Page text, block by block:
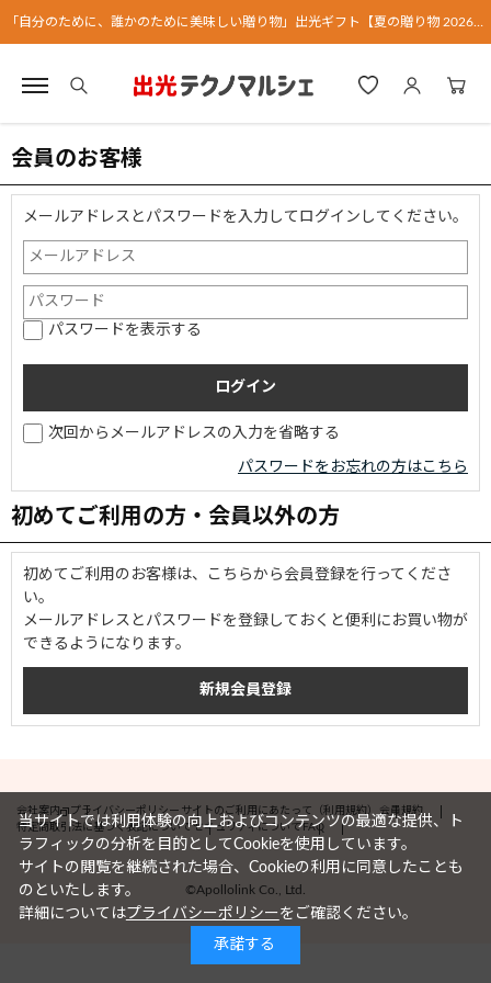
会員のお客様
メールアドレスとパスワードを入力してログインしてください。
パスワードを表示する
次回からメールアドレスの入力を省略する
パスワードをお忘れの方はこちら
初めてご利用の方・会員以外の方
初めてご利用のお客様は、こちらから会員登録を行ってくださ
い。
メールアドレスとパスワードを登録しておくと便利にお買い物が
できるようになります。
会社案内 プライバシーポリシー サイトのご利用にあたって（利用規約） 会員規約
特定商取引法に基づく表記についてセキュリティについてFAQ
©Apollolink Co., Ltd.
当サイトでは利用体験の向上およびコンテンツの最適な提供、ト
ラフィックの分析を目的としてCookieを使用しています。
サイトの閲覧を継続された場合、Cookieの利用に同意したことも
のといたします。
詳細についてはプライバシーポリシーをご確認ください。
承諾する